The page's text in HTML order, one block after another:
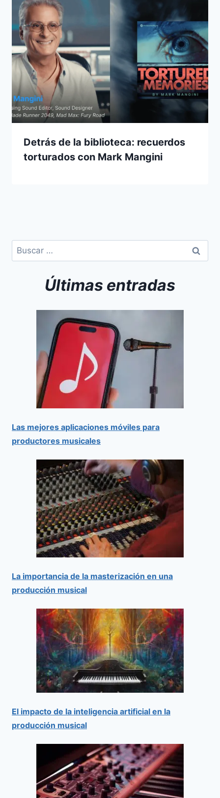
Detrás de la biblioteca: recuerdos
torturados con Mark Mangini
Últimas entradas
Las mejores aplicaciones móviles para
productores musicales
La importancia de la masterización en una
producción musical
El impacto de la inteligencia artificial en la
producción musical